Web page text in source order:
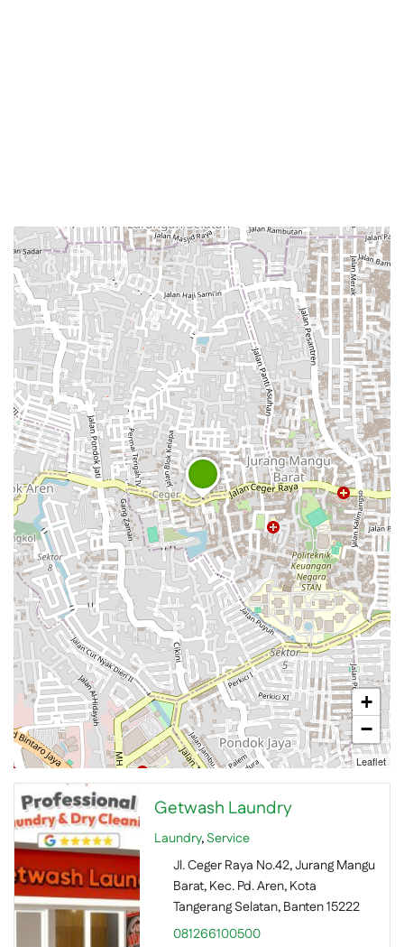
Getwash Laundry
Laundry,Service
Jl. Ceger Raya No.42, Jurang Mangu
Barat, Kec. Pd. Aren, Kota
Tangerang Selatan, Banten 15222
081266100500
+
−
Leaflet